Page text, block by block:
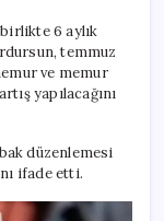
6 aylık
temmuz
ve memur
yapılacağını
düzenlemesi
ifade etti.